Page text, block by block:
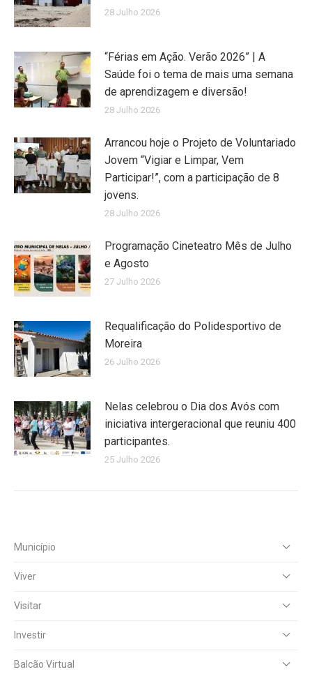
28 Julho 2026
“Férias em Ação. Verão 2026” | A
Saúde foi o tema de mais uma semana
de aprendizagem e diversão!
28 Julho 2026
Arrancou hoje o Projeto de Voluntariado
Jovem “Vigiar e Limpar, Vem
Participar!”, com a participação de 8
jovens.
28 Julho 2026
Programação Cineteatro Mês de Julho
e Agosto
27 Julho 2026
Requalificação do Polidesportivo de
Moreira
26 Julho 2026
Nelas celebrou o Dia dos Avós com
iniciativa intergeracional que reuniu 400
participantes.
25 Julho 2026
Município
Viver
Visitar
Investir
Balcão Virtual